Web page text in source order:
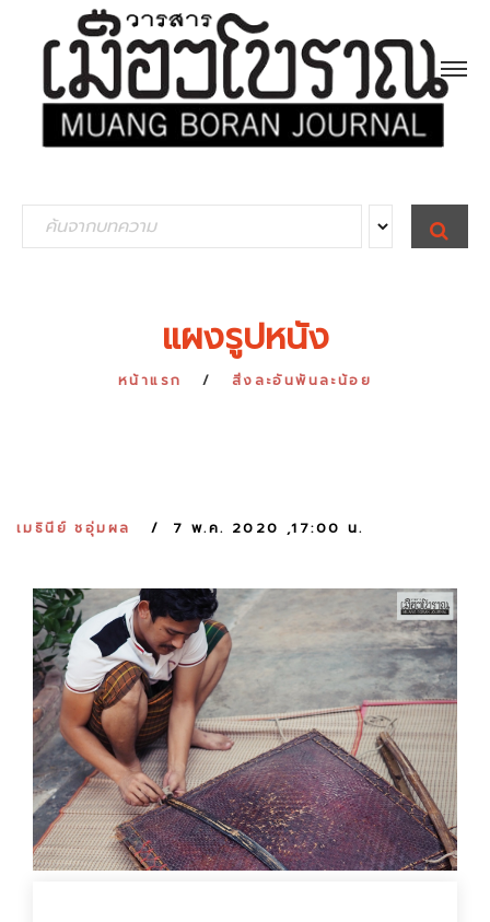
e
S
E
A
แผงรูปหนัง
หน้าแรก สิ่งละอันพันละน้อย
เมธินีย์ ชอุ่มผล 7 พ.ค. 2020 ,17:00 น.